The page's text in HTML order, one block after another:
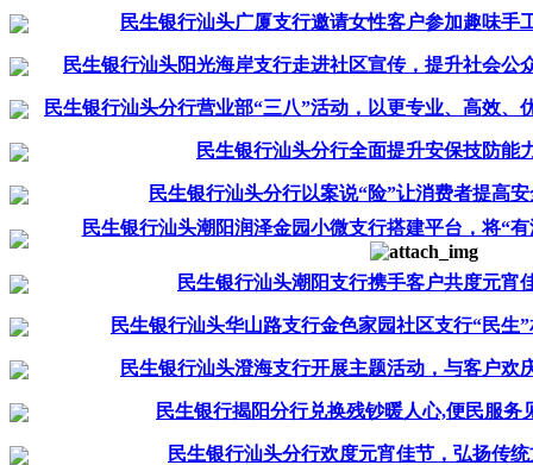
民生银行汕头广厦支行邀请女性客户参加趣味手
民生银行汕头阳光海岸支行走进社区宣传，提升社会公
民生银行汕头分行营业部“三八”活动，以更专业、高效、
民生银行汕头分行全面提升安保技防能
民生银行汕头分行以案说“险”让消费者提高
民生银行汕头潮阳润泽金园小微支行搭建平台，将“
民生银行汕头潮阳支行携手客户共度元宵
民生银行汕头华山路支行金色家园社区支行“民生
民生银行汕头澄海支行开展主题活动，与客户欢
民生银行揭阳分行兑换残钞暖人心,便民服务
民生银行汕头分行欢度元宵佳节，弘扬传